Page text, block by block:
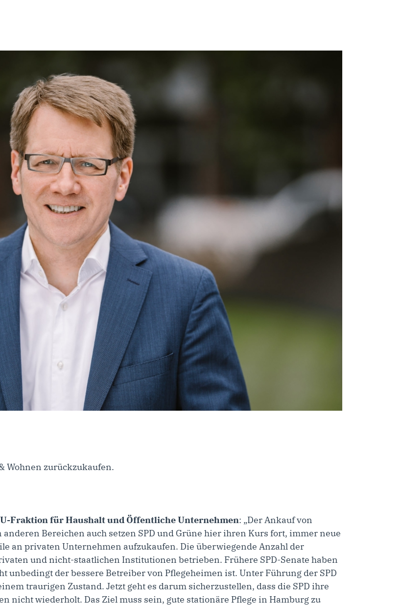
Wohnen zurückzukaufen.
Fraktion für Haushalt und Öffentliche Unternehmen: „Der Ankauf von
Bereichen auch setzen SPD und Grüne hier ihren Kurs fort, immer neue
an privaten Unternehmen aufzukaufen. Die überwiegende Anzahl der
und nicht-staatlichen Institutionen betrieben. Frühere SPD-Senate haben
unbedingt der bessere Betreiber von Pflegeheimen ist. Unter Führung der SPD
traurigen Zustand. Jetzt geht es darum sicherzustellen, dass die SPD ihre
nicht wiederholt. Das Ziel muss sein, gute stationäre Pflege in Hamburg zu